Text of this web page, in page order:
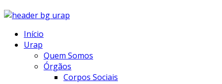
Início
Urap
Quem Somos
Órgãos
Corpos Sociais